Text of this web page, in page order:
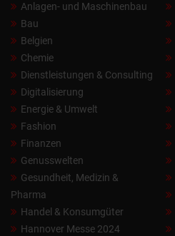
Anlagen- und Maschinenbau
Bau
Belgien
Chemie
Dienstleistungen & Consulting
Digitalisierung
Energie & Umwelt
Fashion
Finanzen
Genusswelten
Gesundheit, Medizin &
Pharma
Handel & Konsumgüter
Hannover Messe 2024